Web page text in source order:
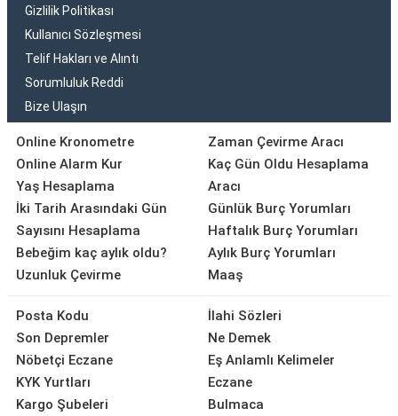
Gizlilik Politikası
Kullanıcı Sözleşmesi
Telif Hakları ve Alıntı
Sorumluluk Reddi
Bize Ulaşın
Online Kronometre
Online Alarm Kur
Yaş Hesaplama
İki Tarih Arasındaki Gün
Sayısını Hesaplama
Bebeğim kaç aylık oldu?
Uzunluk Çevirme
Zaman Çevirme Aracı
Kaç Gün Oldu Hesaplama
Aracı
Günlük Burç Yorumları
Haftalık Burç Yorumları
Aylık Burç Yorumları
Maaş
Posta Kodu
Son Depremler
Nöbetçi Eczane
KYK Yurtları
Kargo Şubeleri
İlahi Sözleri
Ne Demek
Eş Anlamlı Kelimeler
Eczane
Bulmaca